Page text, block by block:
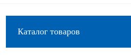
Каталог товаров